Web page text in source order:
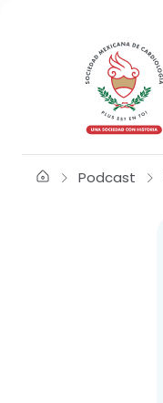
Podcast